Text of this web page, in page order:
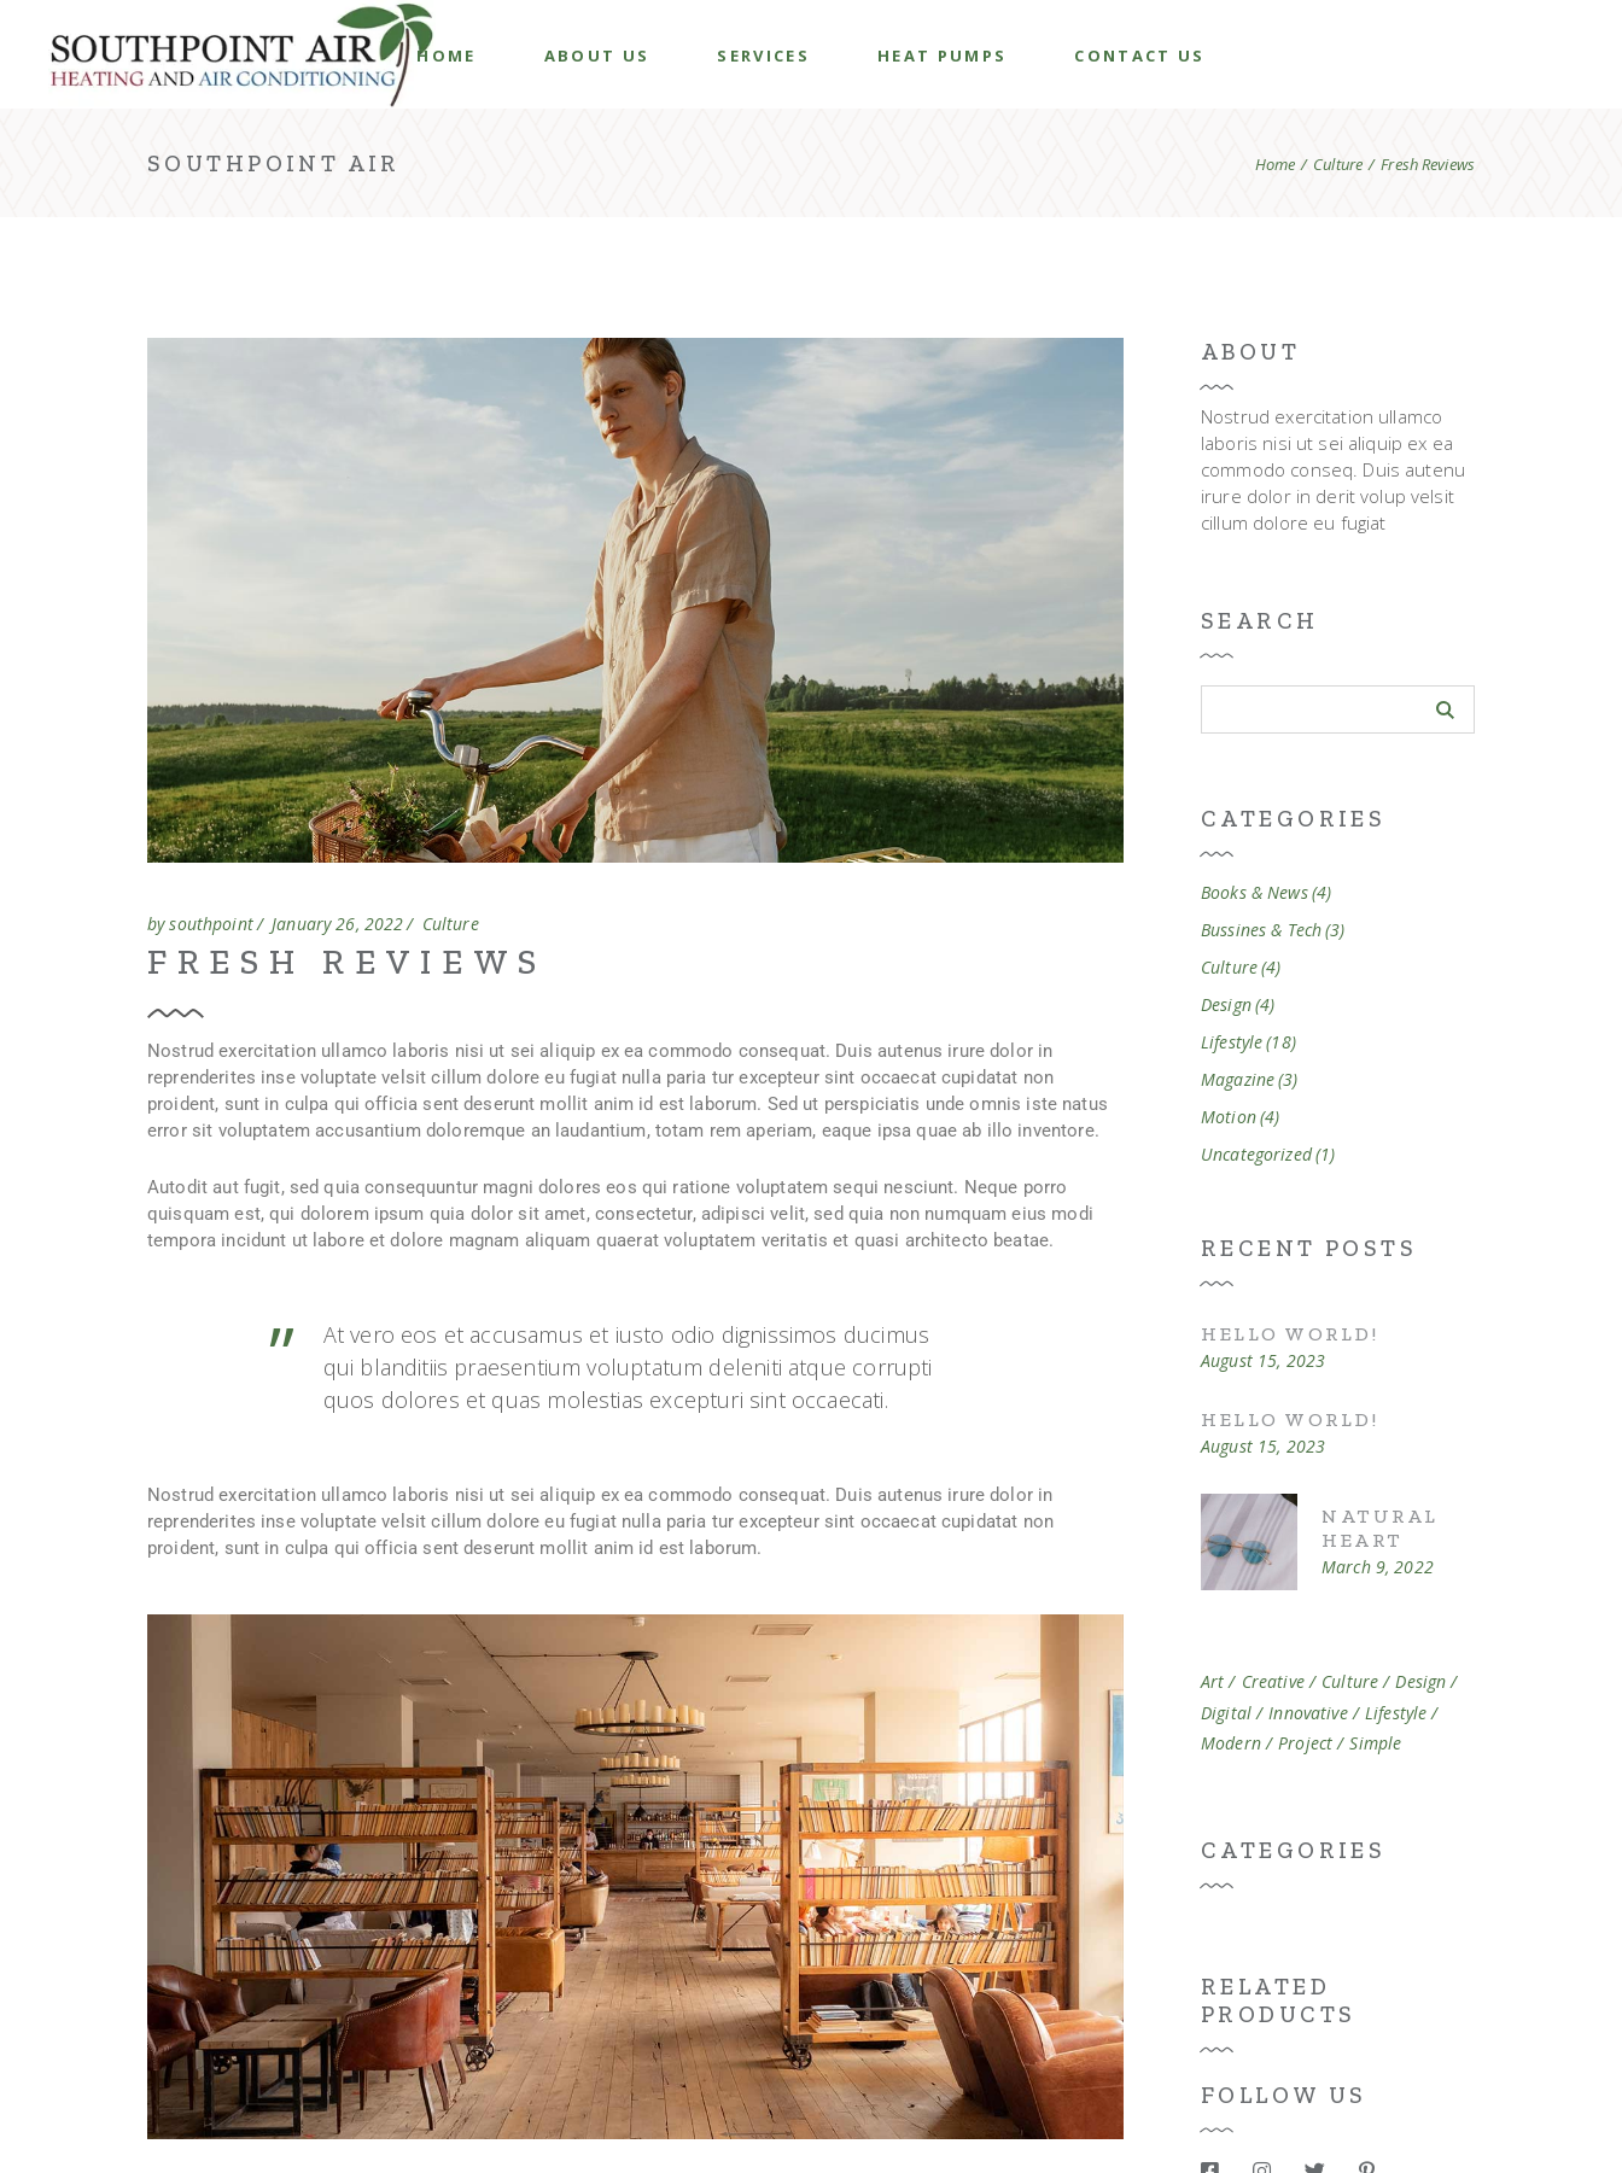
HOME ABOUT US SERVICES HEAT PUMPS CONTACT US
SOUTHPOINT AIR Home Culture Fresh Reviews
by southpoint January 26, 2022 Culture
FRESH REVIEWS
Nostrud exercitation ullamco laboris nisi ut sei aliquip ex ea commodo consequat. Duis autenus irure dolor in
reprenderites inse voluptate velsit cillum dolore eu fugiat nulla paria tur excepteur sint occaecat cupidatat non
proident, sunt in culpa qui officia sent deserunt mollit anim id est laborum. Sed ut perspiciatis unde omnis iste natus
error sit voluptatem accusantium doloremque an laudantium, totam rem aperiam, eaque ipsa quae ab illo inventore.
Autodit aut fugit, sed quia consequuntur magni dolores eos qui ratione voluptatem sequi nesciunt. Neque porro
quisquam est, qui dolorem ipsum quia dolor sit amet, consectetur, adipisci velit, sed quia non numquam eius modi
tempora incidunt ut labore et dolore magnam aliquam quaerat voluptatem veritatis et quasi architecto beatae.
At vero eos et accusamus et iusto odio dignissimos ducimus
qui blanditiis praesentium voluptatum deleniti atque corrupti
quos dolores et quas molestias excepturi sint occaecati.
Nostrud exercitation ullamco laboris nisi ut sei aliquip ex ea commodo consequat. Duis autenus irure dolor in
reprenderites inse voluptate velsit cillum dolore eu fugiat nulla paria tur excepteur sint occaecat cupidatat non
proident, sunt in culpa qui officia sent deserunt mollit anim id est laborum.
ABOUT
Nostrud exercitation ullamco
laboris nisi ut sei aliquip ex ea
commodo conseq. Duis autenu
irure dolor in derit volup velsit
cillum dolore eu fugiat
SEARCH
CATEGORIES
Books & News(4)
Bussines & Tech(3)
Culture(4)
Design(4)
Lifestyle(18)
Magazine(3)
Motion(4)
Uncategorized(1)
RECENT POSTS
HELLO WORLD!
August 15, 2023
HELLO WORLD!
August 15, 2023
NATURAL
HEART
March 9, 2022
Art Creative Culture
Design
Digital
Innovative
Lifestyle
Modern
Project Simple
CATEGORIES
RELATED
PRODUCTS
FOLLOW US